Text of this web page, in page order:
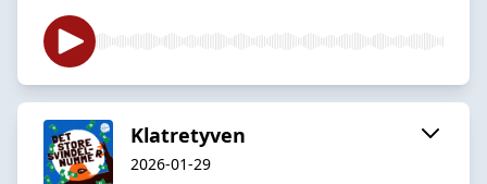
Klatretyven
2026-01-29